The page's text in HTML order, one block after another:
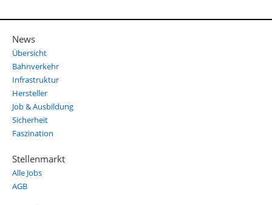
News
Übersicht
Bahnverkehr
Infrastruktur
Hersteller
Job & Ausbildung
Sicherheit
Faszination
Stellenmarkt
Alle Jobs
AGB